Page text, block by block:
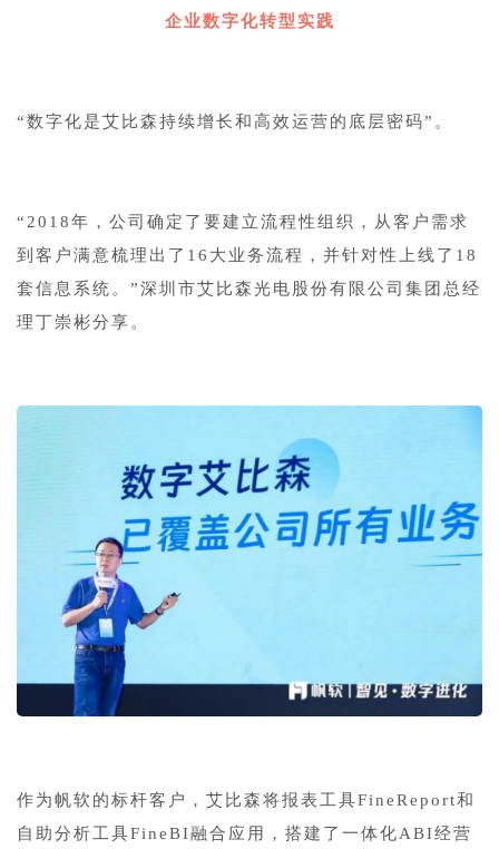
企业数字化转型实践
“数字化是艾比森持续增长和高效运营的底层密码”。
“2018年，公司确定了要建立流程性组织，从客户需求
到客户满意梳理出了16大业务流程，并针对性上线了18
套信息系统。”深圳市艾比森光电股份有限公司集团总经
理丁崇彬分享。
作为帆软的标杆客户，艾比森将报表工具FineReport和
自助分析工具FineBI融合应用，搭建了一体化ABI经营